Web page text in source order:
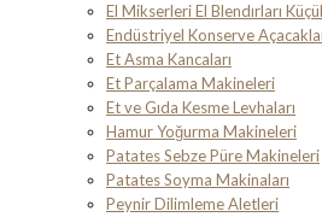
El Mikserleri El Blendırları
Endüstriyel Konserve
Et Asma Kancaları
Et Parçalama Makineleri
Et ve Gıda Kesme Levhaları
Hamur Yoğurma Makineleri
Patates Sebze Püre Makineleri
Patates Soyma Makinaları
Peynir Dilimleme Aletleri